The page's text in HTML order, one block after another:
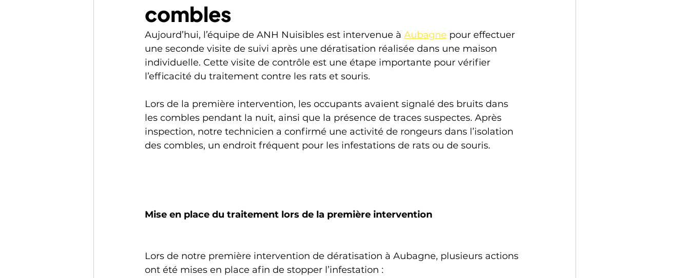
combles
Aujourd’hui, l’équipe de ANH Nuisibles est intervenue à Aubagne pour effectuer
une seconde visite de suivi après une dératisation réalisée dans une maison
individuelle. Cette visite de contrôle est une étape importante pour vérifier
l’efficacité du traitement contre les rats et souris.
Lors de la première intervention, les occupants avaient signalé des bruits dans
les combles pendant la nuit, ainsi que la présence de traces suspectes. Après
inspection, notre technicien a confirmé une activité de rongeurs dans l’isolation
des combles, un endroit fréquent pour les infestations de rats ou de souris.
Mise en place du traitement lors de la première intervention
Lors de notre première intervention de dératisation à Aubagne, plusieurs actions
ont été mises en place afin de stopper l’infestation :